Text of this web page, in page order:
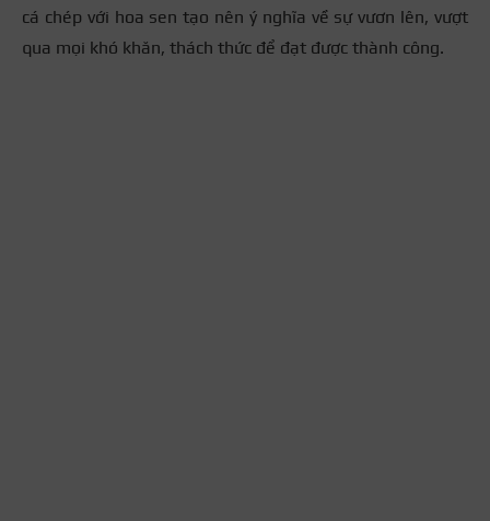
cá chép với hoa sen tạo nên ý nghĩa về sự vươn lên, vượt
qua mọi khó khăn, thách thức để đạt được thành công.